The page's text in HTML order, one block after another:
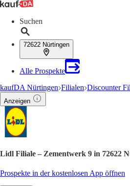
Suchen
72622 Nürtingen
Alle Prospekte
kaufDA Nürtingen Filialen Discounter
Anzeigen
Lidl Filiale – Zementwerk 9 in 72622
Prospekte in der kostenlosen App öffnen